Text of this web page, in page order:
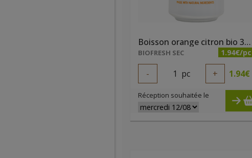
Boisson orange citron bio 33cl Whole Earth
BIOFRESH SEC 1.94€/pc
- 1 pc + 1.94€
Réception souhaitée le